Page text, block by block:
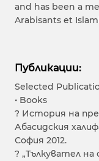
and has been a
Arabisants et
Публикации:
Selected
• Books
? История на
Абасидския
София 2012.
? „Тълкувател